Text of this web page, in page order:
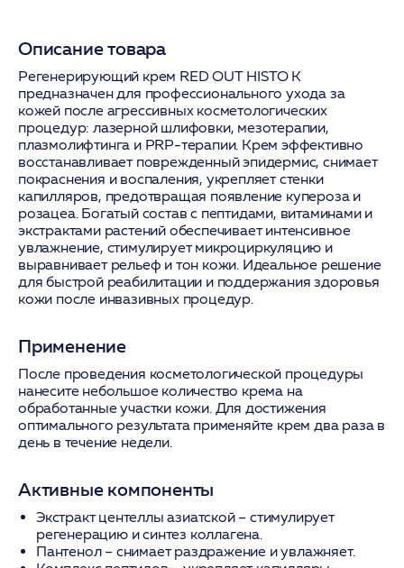
Описание товара
Регенерирующий крем RED OUT HISTO K
предназначен для профессионального ухода за
кожей после агрессивных косметологических
процедур: лазерной шлифовки, мезотерапии,
плазмолифтинга и PRP-терапии. Крем эффективно
восстанавливает поврежденный эпидермис, снимает
покраснения и воспаления, укрепляет стенки
капилляров, предотвращая появление купероза и
розацеа. Богатый состав с пептидами, витаминами и
экстрактами растений обеспечивает интенсивное
увлажнение, стимулирует микроциркуляцию и
выравнивает рельеф и тон кожи. Идеальное решение
для быстрой реабилитации и поддержания здоровья
кожи после инвазивных процедур.
Применение
После проведения косметологической процедуры
нанесите небольшое количество крема на
обработанные участки кожи. Для достижения
оптимального результата применяйте крем два раза в
день в течение недели.
Активные компоненты
Экстракт центеллы азиатской– стимулирует
регенерацию и синтез коллагена.
Пантенол– снимает раздражение и увлажняет.